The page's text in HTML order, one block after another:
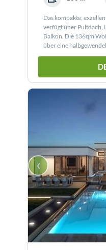
Das kompakte,
verfügt über Pultdach,
Balkon. Die 136qm
über eine
exzellente Schnitt
‹